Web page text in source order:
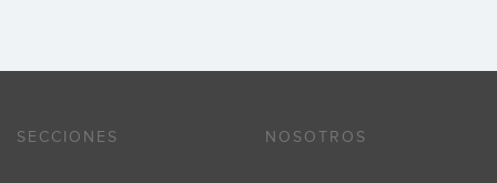
SECCIONES NOSOTROS